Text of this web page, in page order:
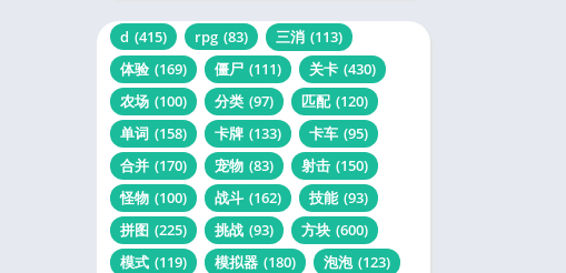
d (415) rpg (83) 三消 (113)
体验 (169) 僵尸 (111) 关卡 (430)
农场 (100) 分类 (97) 匹配 (120)
单词 (158) 卡牌 (133) 卡车 (95)
合并 (170) 宠物 (83) 射击 (150)
怪物 (100) 战斗 (162) 技能 (93)
拼图 (225) 挑战 (93) 方块 (600)
模式 (119) 模拟器 (180) 泡泡 (123)